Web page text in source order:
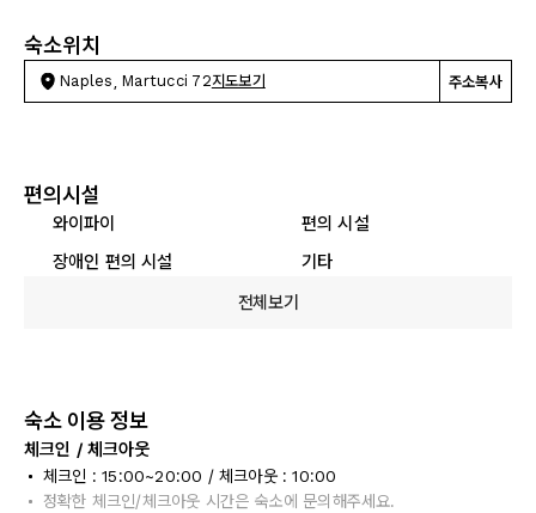
숙소위치
Naples, Martucci 72지도보기 주소복사
편의시설
와이파이
편의 시설
장애인 편의 시설
기타
전체보기
숙소 이용 정보
체크인 / 체크아웃
체크인 : 15:00~20:00 / 체크아웃 : 10:00
정확한 체크인/체크아웃 시간은 숙소에 문의해주세요.